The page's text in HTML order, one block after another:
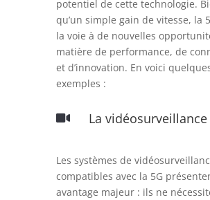
potentiel de cette technologie.
qu’un simple gain de vitesse, la
la voie à de nouvelles
matière de performance, de
et d’innovation. En voici
exemples :
 La vidéosurveillance
Les systèmes de
compatibles avec la 5G
avantage majeur : ils ne